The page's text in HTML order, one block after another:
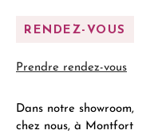
RENDEZ-VOUS
Prendre rendez-vous
Dans notre showroom,
chez nous, à Montfort